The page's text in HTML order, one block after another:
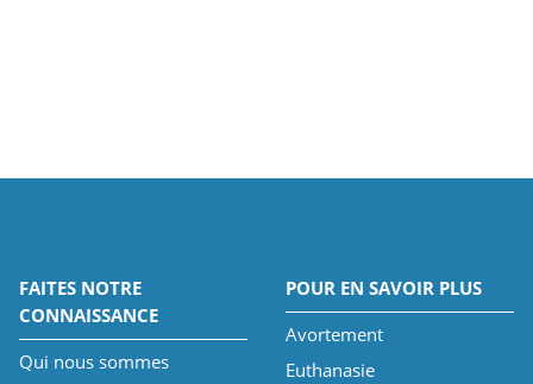
FAITES NOTRE
CONNAISSANCE
Qui nous sommes
POUR EN SAVOIR PLUS
Avortement
Euthanasie